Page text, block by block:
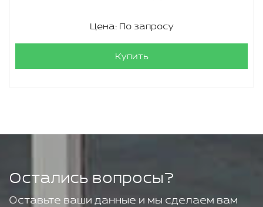
Цена: По запросу
Купить
Остались вопросы?
Оставьте ваши данные и мы сделаем вам